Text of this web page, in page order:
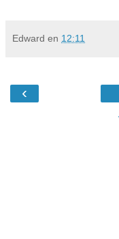
Edward en 12:11
‹